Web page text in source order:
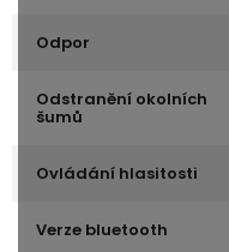
Odpor
Odstranění okolních
šumů
Ovládání hlasitosti
Verze bluetooth